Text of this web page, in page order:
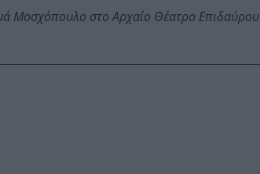
Μοσχόπουλο στο Αρχαίο Θέατρο Επιδαύρου